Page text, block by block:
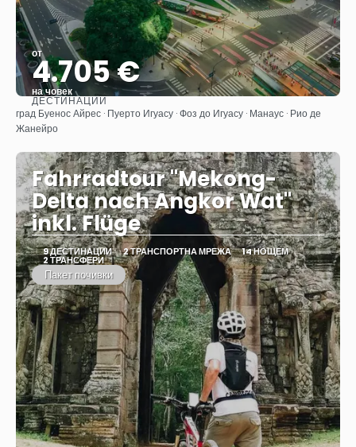
от
4.705 €
на човек
Вижте
ДЕСТИНАЦИИ
град Буенос Айрес · Пуерто Игуасу · Фоз до Игуасу · Манаус · Рио де
Жанейро
Fahrradtour "Mekong-
Delta nach Angkor Wat"
inkl. Flüge
9 ДЕСТИНАЦИИ 2 ТРАНСПОРТНА МРЕЖА 14 НОЩЕМ
2 ТРАНСФЕРИ
Пакет почивки